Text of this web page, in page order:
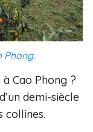
Phong.
Cao Phong ?
demi-siècle
collines.